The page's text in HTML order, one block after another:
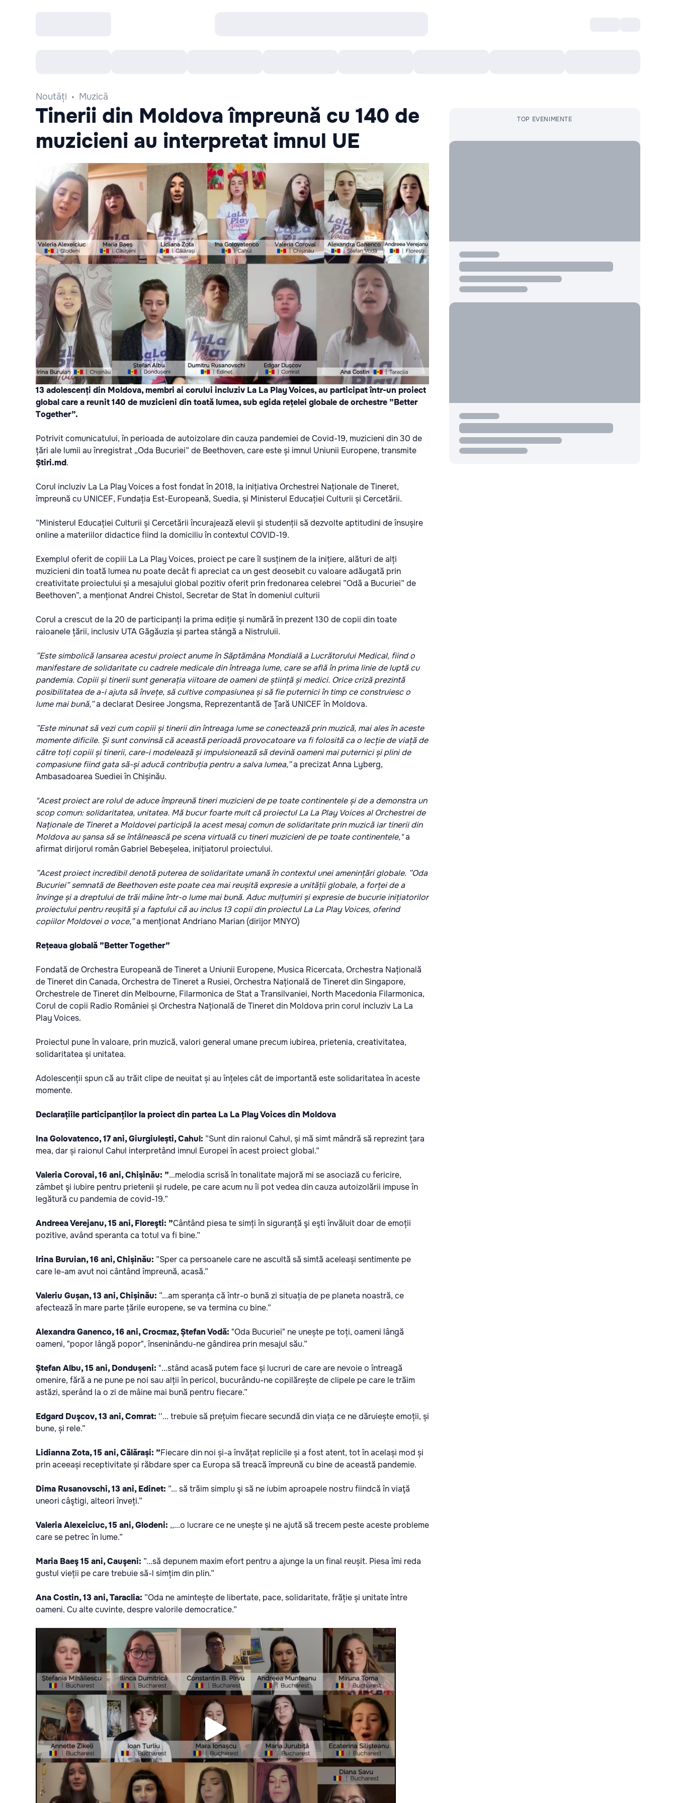
Noutăți Muzică
Tinerii din Moldova împreună cu 140 de
muzicieni au interpretat imnul UE
13 adolescenți din Moldova, membri ai corului incluziv La La Play Voices, au participat într-un proiect
global care a reunit 140 de muzicieni din toată lumea, sub egida rețelei globale de orchestre ”Better
Together”.
Potrivit comunicatului, în perioada de autoizolare din cauza pandemiei de Covid-19, muzicieni din 30 de
țări ale lumii au înregistrat „Oda Bucuriei” de Beethoven, care este și imnul Uniunii Europene, transmite
Știri.md.
Corul incluziv La La Play Voices a fost fondat în 2018, la inițiativa Orchestrei Naționale de Tineret,
împreună cu UNICEF, Fundația Est-Europeană, Suedia, și Ministerul Educației Culturii și Cercetării.
”Ministerul Educației Culturii și Cercetării încurajează elevii și studenții să dezvolte aptitudini de însușire
online a materiilor didactice fiind la domiciliu în contextul COVID-19.
Exemplul oferit de copiii La La Play Voices, proiect pe care îl susținem de la inițiere, alături de alți
muzicieni din toată lumea nu poate decât fi apreciat ca un gest deosebit cu valoare adăugată prin
creativitate proiectului și a mesajului global pozitiv oferit prin fredonarea celebrei ”Odă a Bucuriei” de
Beethoven”, a menționat Andrei Chistol, Secretar de Stat în domeniul culturii
Corul a crescut de la 20 de participanți la prima ediție și numără în prezent 130 de copii din toate
raioanele țării, inclusiv UTA Găgăuzia și partea stângă a Nistruluii.
”Este simbolică lansarea acestui proiect anume în Săptămâna Mondială a Lucrătorului Medical, fiind o
manifestare de solidaritate cu cadrele medicale din întreaga lume, care se află în prima linie de luptă cu
pandemia. Copiii și tinerii sunt generația viitoare de oameni de știință și medici. Orice criză prezintă
posibilitatea de a-i ajuta să învețe, să cultive compasiunea și să fie puternici în timp ce construiesc o
lume mai bună,”a declarat Desiree Jongsma, Reprezentantă de Țară UNICEF în Moldova.
”Este minunat să vezi cum copiii și tinerii din întreaga lume se conectează prin muzică, mai ales în aceste
momente dificile. Și sunt convinsă că această perioadă provocatoare va fi folosită ca o lecție de viață de
către toți copiii și tinerii, care-i modelează și impulsionează să devină oameni mai puternici și plini de
compasiune fiind gata să-și aducă contribuția pentru a salva lumea,”a precizat Anna Lyberg,
Ambasadoarea Suediei în Chișinău.
"Acest proiect are rolul de aduce împreună tineri muzicieni de pe toate continentele și de a demonstra un
scop comun: solidaritatea, unitatea. Mă bucur foarte mult că proiectul La La Play Voices al Orchestrei de
Naționale de Tineret a Moldovei participă la acest mesaj comun de solidaritate prin muzică iar tinerii din
Moldova au șansa să se întâlnească pe scena virtuală cu tineri muzicieni de pe toate continentele,"a
afirmat dirijorul român Gabriel Bebeșelea, inițiatorul proiectului.
”Acest proiect incredibil denotă puterea de solidaritate umană în contextul unei amenințări globale. ”Oda
Bucuriei” semnată de Beethoven este poate cea mai reușită expresie a unității globale, a forței de a
învinge și a dreptului de trăi mâine într-o lume mai bună. Aduc mulțumiri și expresie de bucurie inițiatorilor
proiectului pentru reușită și a faptului că au inclus 13 copii din proiectul La La Play Voices, oferind
copiilor Moldovei o voce,”a menționat Andriano Marian (dirijor MNYO)
Rețeaua globală ”Better Together”
Fondată de Orchestra Europeană de Tineret a Uniunii Europene, Musica Ricercata, Orchestra Națională
de Tineret din Canada, Orchestra de Tineret a Rusiei, Orchestra Națională de Tineret din Singapore,
Orchestrele de Tineret din Melbourne, Filarmonica de Stat a Transilvaniei, North Macedonia Filarmonica,
Corul de copii Radio României și Orchestra Națională de Tineret din Moldova prin corul incluziv La La
Play Voices.
Proiectul pune în valoare, prin muzică, valori general umane precum iubirea, prietenia, creativitatea,
solidaritatea și unitatea.
Adolescenții spun că au trăit clipe de neuitat și au înțeles cât de importantă este solidaritatea în aceste
momente.
Declarațiile participanților la proiect din partea La La Play Voices din Moldova
Ina Golovatenco, 17 ani, Giurgiulești, Cahul: ”Sunt din raionul Cahul, și mă simt mândră să reprezint țara
mea, dar și raionul Cahul interpretând imnul Europei în acest proiect global.”
Valeria Corovai, 16 ani, Chișinău: ”...melodia scrisă în tonalitate majoră mi se asociază cu fericire,
zâmbet şi iubire pentru prietenii și rudele, pe care acum nu îi pot vedea din cauza autoizolării impuse în
legătură cu pandemia de covid-19.”
Andreea Verejanu, 15 ani, Floreşti: ”Cântând piesa te simți în siguranță şi eşti învăluit doar de emoții
pozitive, având speranta ca totul va fi bine.”
Irina Buruian, 16 ani, Chișinău: ”Sper ca persoanele care ne ascultă să simtă aceleași sentimente pe
care le-am avut noi cântând împreună, acasă.”
Valeriu Gușan, 13 ani, Chișinău: “...am speranța că într-o bună zi situația de pe planeta noastră, ce
afectează în mare parte țările europene, se va termina cu bine.”
Alexandra Ganenco, 16 ani, Crocmaz, Ștefan Vodă: "Oda Bucuriei" ne unește pe toți, oameni lângă
oameni, "popor lângă popor", înseninându-ne gândirea prin mesajul său.”
Ștefan Albu, 15 ani, Dondușeni: "...stând acasă putem face și lucruri de care are nevoie o întreagă
omenire, fără a ne pune pe noi sau alții în pericol, bucurându-ne copilărește de clipele pe care le trăim
astăzi, sperând la o zi de mâine mai bună pentru fiecare.”
Edgard Duşcov, 13 ani, Comrat: ''... trebuie să prețuim fiecare secundă din viața ce ne dăruiește emoții, și
bune, și rele.”
Lidianna Zota, 15 ani, Călărași: ”Fiecare din noi și-a învățat replicile și a fost atent, tot în același mod și
prin aceeași receptivitate și răbdare sper ca Europa să treacă împreună cu bine de această pandemie.
Dima Rusanovschi, 13 ani, Edinet: ”... să trăim simplu şi să ne iubim aproapele nostru fiindcă în viaţă
uneori câştigi, alteori înveți.”
Valeria Alexeiciuc, 15 ani, Glodeni: ,,...o lucrare ce ne unește și ne ajută să trecem peste aceste probleme
care se petrec în lume.”
Maria Baeş 15 ani, Cauşeni: ”...să depunem maxim efort pentru a ajunge la un final reușit. Piesa îmi reda
gustul vieții pe care trebuie să-l simțim din plin.”
Ana Costin, 13 ani, Taraclia: ”Oda ne amintește de libertate, pace, solidaritate, frăție și unitate între
oameni. Cu alte cuvinte, despre valorile democratice.”
TOP EVENIMENTE